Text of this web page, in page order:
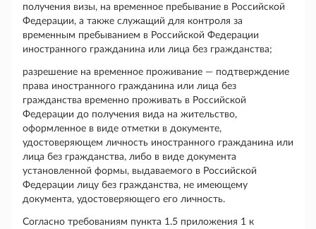
получения визы, на временное пребывание в Российской
Федерации, а также служащий для контроля за
временным пребыванием в Российской Федерации
иностранного гражданина или лица без гражданства;
разрешение на временное проживание — подтверждение
права иностранного гражданина или лица без
гражданства временно проживать в Российской
Федерации до получения вида на жительство,
оформленное в виде отметки в документе,
удостоверяющем личность иностранного гражданина или
лица без гражданства, либо в виде документа
установленной формы, выдаваемого в Российской
Федерации лицу без гражданства, не имеющему
документа, удостоверяющего его личность.
Согласно требованиям пункта 1.5 приложения 1 к